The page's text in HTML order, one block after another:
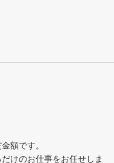
額です。
けのお仕事をお任せしま